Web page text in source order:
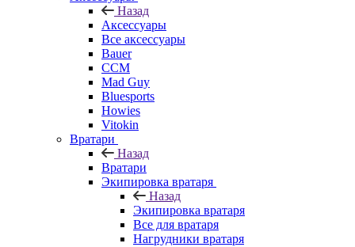
Назад
Аксессуары
Все аксессуары
Bauer
CCM
Mad Guy
Bluesports
Howies
Vitokin
Вратари
Назад
Вратари
Экипировка вратаря
Назад
Экипировка вратаря
Все для вратаря
Нагрудники вратаря